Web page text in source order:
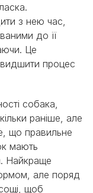
з нею час,
до її
Це
процес
собака,
раніше, але
що правильне
мають
Найкраще
але поряд
щоб